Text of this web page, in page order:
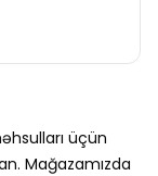
üçün
Mağazamızda